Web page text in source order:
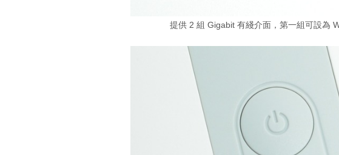
提供 2 組 Gigabit 有綫介面，第一組可設為